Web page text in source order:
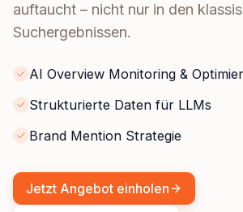
auftaucht – nicht nur in den
Suchergebnissen.
AI Overview Monitoring &
Strukturierte Daten für LLMs
Brand Mention Strategie
Jetzt Angebot einholen